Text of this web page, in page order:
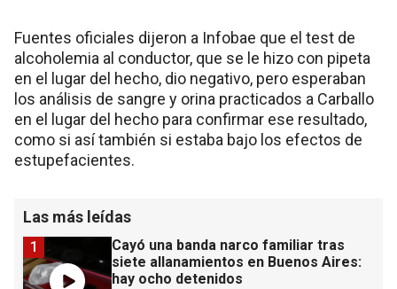
Fuentes oficiales dijeron a Infobae que el test de
alcoholemia al conductor, que se le hizo con pipeta
en el lugar del hecho, dio negativo, pero esperaban
los análisis de sangre y orina practicados a Carballo
en el lugar del hecho para confirmar ese resultado,
como si así también si estaba bajo los efectos de
estupefacientes.
Las más leídas
Cayó una banda narco familiar tras
siete allanamientos en Buenos Aires:
hay ocho detenidos
1